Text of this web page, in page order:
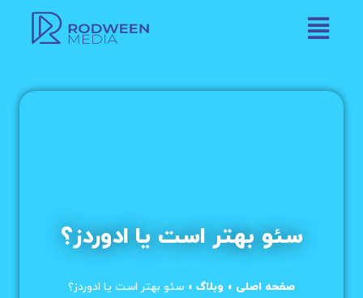
سئو بهتر است یا ادوردز؟
صفحه اصلی » وبلاگ » سئو بهتر است یا ادوردز؟